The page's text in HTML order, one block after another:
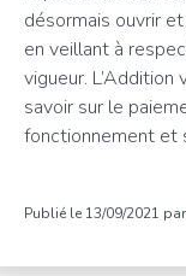
désormais ouvrir
en veillant à
vigueur.
savoir sur le
fonctionnement et
Publié le 13/09/2021 par